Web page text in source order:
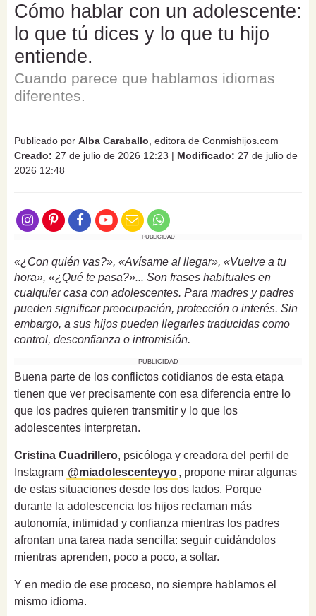
Cómo hablar con un adolescente:
lo que tú dices y lo que tu hijo
entiende.
Cuando parece que hablamos idiomas
diferentes.
Publicado por Alba Caraballo, editora de Conmishijos.com
Creado: 27 de julio de 2026 12:23 | Modificado: 27 de julio de
2026 12:48
PUBLICIDAD
«¿Con quién vas?», «Avísame al llegar», «Vuelve a tu
hora», «¿Qué te pasa?»... Son frases habituales en
cualquier casa con adolescentes. Para madres y padres
pueden significar preocupación, protección o interés. Sin
embargo, a sus hijos pueden llegarles traducidas como
control, desconfianza o intromisión.
PUBLICIDAD
Buena parte de los conflictos cotidianos de esta etapa
tienen que ver precisamente con esa diferencia entre lo
que los padres quieren transmitir y lo que los
adolescentes interpretan.
Cristina Cuadrillero, psicóloga y creadora del perfil de
Instagram @miadolescenteyyo, propone mirar algunas
de estas situaciones desde los dos lados. Porque
durante la adolescencia los hijos reclaman más
autonomía, intimidad y confianza mientras los padres
afrontan una tarea nada sencilla: seguir cuidándolos
mientras aprenden, poco a poco, a soltar.
Y en medio de ese proceso, no siempre hablamos el
mismo idioma.